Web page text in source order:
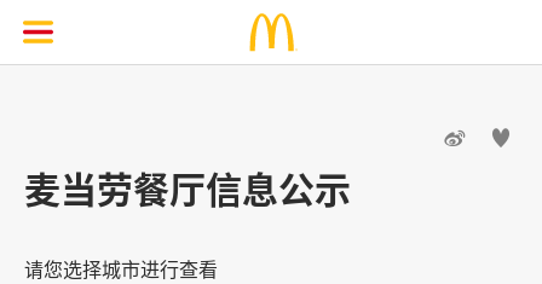
 
麦当劳餐厅信息公示
请您选择城市进行查看